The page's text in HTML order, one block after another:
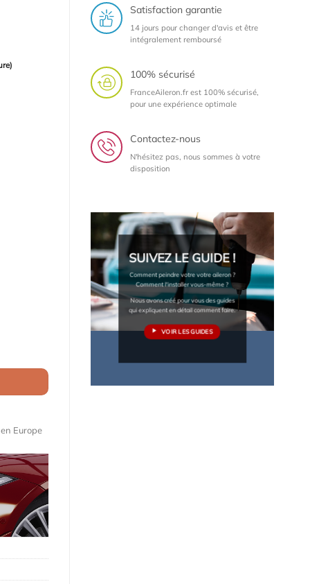
Satisfaction garantie
14 jours pour changer d'avis et être
intégralement remboursé
100% sécurisé
FranceAileron.fr est 100% sécurisé,
pour une expérience optimale
Contactez-nous
N'hésitez pas, nous sommes à votre
disposition
SUIVEZ LE GUIDE !
Comment peindre votre votre aileron ?
Comment l'installer vous-même ?
Nous avons créé pour vous des guides
qui expliquent en détail comment faire.
VOIR LES GUIDES
Europe